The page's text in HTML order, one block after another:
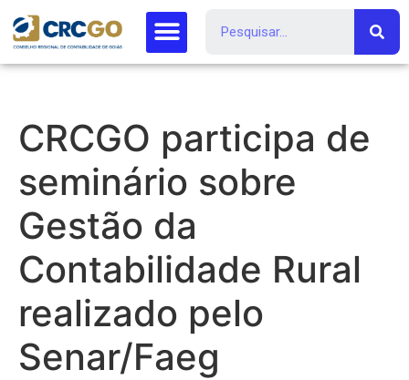
CRCGO participa de
seminário sobre
Gestão da
Contabilidade Rural
realizado pelo
Senar/Faeg